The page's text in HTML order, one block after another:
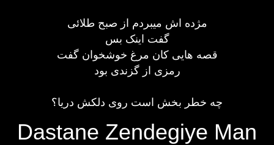
مژده اش میبردم از صبح طلائی
گفت اینک بس
قصه هایی کان مرغ خوشخوان گفت
رمزی از گزندی بود
چه خطر بخش است روی دلکش دریا؟
Dastane Zendegiye Man